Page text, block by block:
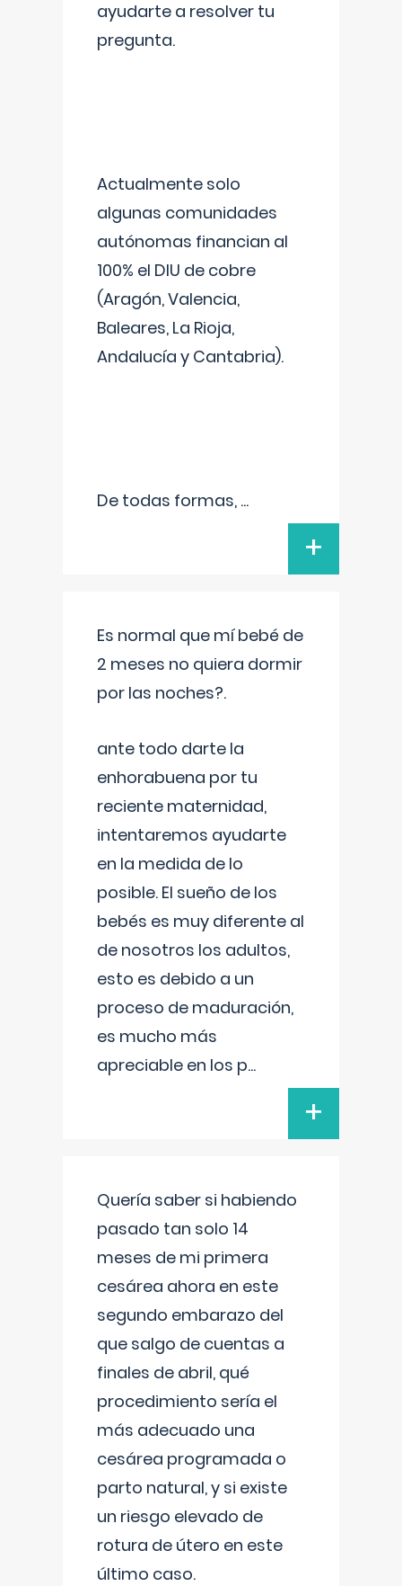
ayudarte a resolver tu
pregunta.
Actualmente solo
algunas comunidades
autónomas financian al
100% el DIU de cobre
(Aragón, Valencia,
Baleares, La Rioja,
Andalucía y Cantabria).
De todas formas, ...
+
Es normal que mí bebé de
2 meses no quiera dormir
por las noches?.
ante todo darte la
enhorabuena por tu
reciente maternidad,
intentaremos ayudarte
en la medida de lo
posible. El sueño de los
bebés es muy diferente al
de nosotros los adultos,
esto es debido a un
proceso de maduración,
es mucho más
apreciable en los p...
+
Quería saber si habiendo
pasado tan solo 14
meses de mi primera
cesárea ahora en este
segundo embarazo del
que salgo de cuentas a
finales de abril, qué
procedimiento sería el
más adecuado una
cesárea programada o
parto natural, y si existe
un riesgo elevado de
rotura de útero en este
último caso.